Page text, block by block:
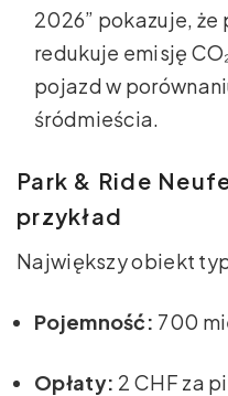
2026” pokazuje, że
redukuje emisję
pojazd w
śródmieścia.
Park & Ride
przykład
Największy obiekt
Pojemność: 700
Opłaty: 2 CHF za